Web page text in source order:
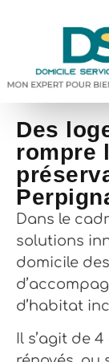
Des
rompre
Dans le
solutions
domicile
d’habitat
Il s’agit de